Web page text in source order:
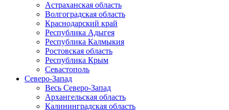
Астраханская область
Волгоградская область
Краснодарский край
Республика Адыгея
Республика Калмыкия
Ростовская область
Республика Крым
Севастополь
Северо-Запад
Весь Северо-Запад
Архангельская область
Калининградская область